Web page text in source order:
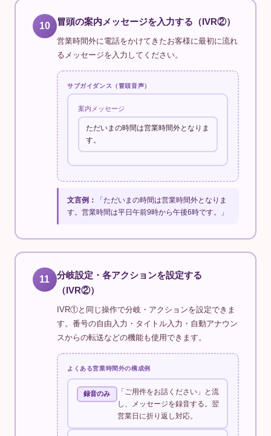
10 冒頭の案内メッセージを入力する（IVR②）
営業時間外に電話をかけてきたお客様に最初に流れ
るメッセージを入力してください。
サブガイダンス（冒頭音声）
案内メッセージ
ただいまの時間は営業時間外となりま
す。
文言例：
「ただいまの時間は営業時間外となりま
す。営業時間は平日午前9時から午後6時です。」
11
分岐設定・各アクションを設定する
（IVR②）
IVR①と同じ操作で分岐・アクションを設定できま
す。番号の自由入力・タイトル入力・自動アナウン
スからの転送などの機能も使用できます。
よくある営業時間外の構成例
録音のみ
「ご用件をお話ください」と流
し、メッセージを録音する。翌
営業日に折り返し対応。